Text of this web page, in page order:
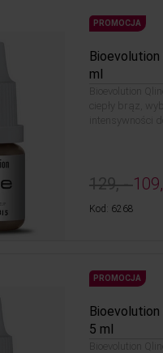
PROMOCJA
Bioevolution
ml
Bioevolution
ciepły brąz,
intensywności
129, -
Kod: 6268
PROMOCJA
Bioevolution
5 ml
Bioevolution